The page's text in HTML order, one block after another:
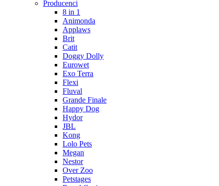
Producenci
8 in 1
Animonda
Applaws
Brit
Catit
Doggy Dolly
Eurowet
Exo Terra
Flexi
Fluval
Grande Finale
Happy Dog
Hydor
JBL
Kong
Lolo Pets
Megan
Nestor
Over Zoo
Petstages